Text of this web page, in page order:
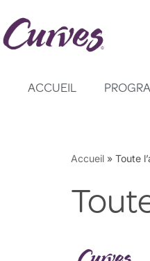
Aller
ACCUEIL
Accueil » Toute